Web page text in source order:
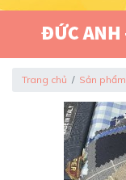
Trang chủ Sản phẩm